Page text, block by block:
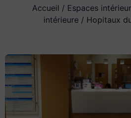
Accueil / Espaces
intérieure / Hopitaux